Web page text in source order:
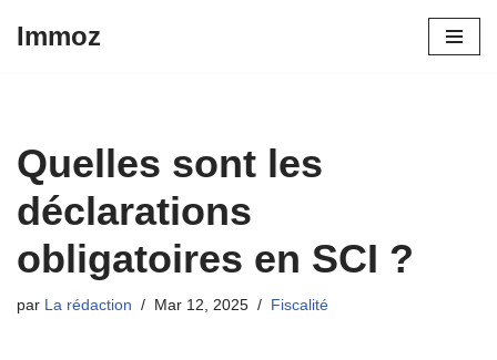
Immoz
Quelles sont les
déclarations
obligatoires en SCI ?
par La rédaction Mar 12, 2025 Fiscalité